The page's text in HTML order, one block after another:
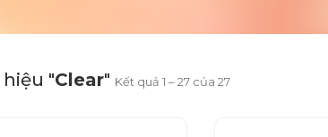
"Clear" Kết quả 1 – 27 của 27